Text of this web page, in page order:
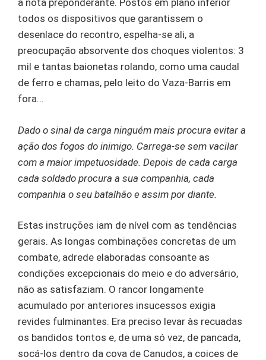
a nota preponderante. Postos em plano inferior
todos os dispositivos que garantissem o
desenlace do recontro, espelha-se ali, a
preocupação absorvente dos choques violentos: 3
mil e tantas baionetas rolando, como uma caudal
de ferro e chamas, pelo leito do Vaza-Barris em
fora…
Dado o sinal da carga ninguém mais procura evitar a
ação dos fogos do inimigo. Carrega-se sem vacilar
com a maior impetuosidade. Depois de cada carga
cada soldado procura a sua companhia, cada
companhia o seu batalhão e assim por diante.
Estas instruções iam de nível com as tendências
gerais. As longas combinações concretas de um
combate, adrede elaboradas consoante as
condições excepcionais do meio e do adversário,
não as satisfaziam. O rancor longamente
acumulado por anteriores insucessos exigia
revides fulminantes. Era preciso levar às recuadas
os bandidos tontos e, de uma só vez, de pancada,
socá-los dentro da cova de Canudos, a coices de